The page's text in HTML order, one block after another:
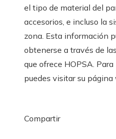
el tipo de material del
accesorios, e incluso la
zona. Esta información
obtenerse a través de
que ofrece HOPSA. Para
puedes visitar su página
Compartir